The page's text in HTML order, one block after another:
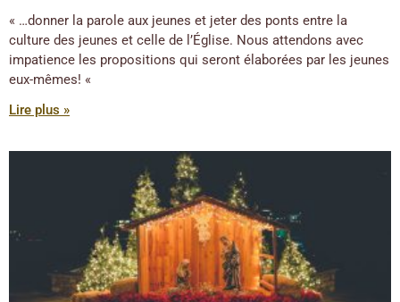
« …donner la parole aux jeunes et jeter des ponts entre la
culture des jeunes et celle de l’Église. Nous attendons avec
impatience les propositions qui seront élaborées par les jeunes
eux-mêmes! «
Lire plus »